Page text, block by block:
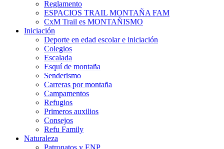
Reglamento
ESPACIOS TRAIL MONTAÑA FAM
CxM Trail es MONTAÑISMO
Iniciación
Deporte en edad escolar e iniciación
Colegios
Escalada
Esquí de montaña
Senderismo
Carreras por montaña
Campamentos
Refugios
Primeros auxilios
Consejos
Refu Family
Naturaleza
Patronatos y ENP